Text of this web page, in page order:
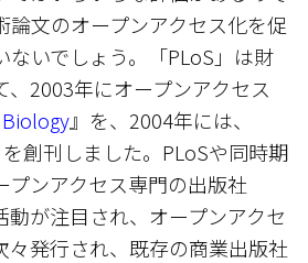
論文のオープンアクセス化を促
ないでしょう。「PLoS」は財
2003年にオープンアクセス
』を、2004年には、
を創刊しました。PLoSや同時期
プンアクセス専門の出版社
動が注目され、オープンアクセ
々発行され、既存の商業出版社